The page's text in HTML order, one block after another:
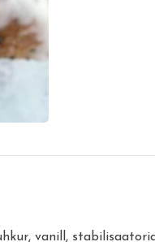
vanill,